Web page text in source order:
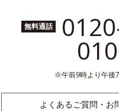
無料通話
010
午前9時より午後
よくあるご質問・お